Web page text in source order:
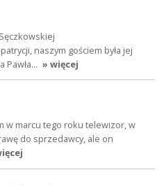
naszym gościem była jej
Pawła… » więcej
w marcu tego roku telewizor, w
do sprzedawcy, ale on